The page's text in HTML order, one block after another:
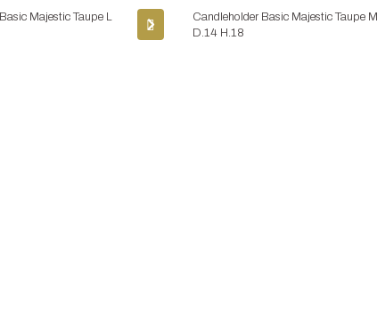
Majestic Taupe L
Candleholder Basic Majestic Taupe M
D.14 H.18